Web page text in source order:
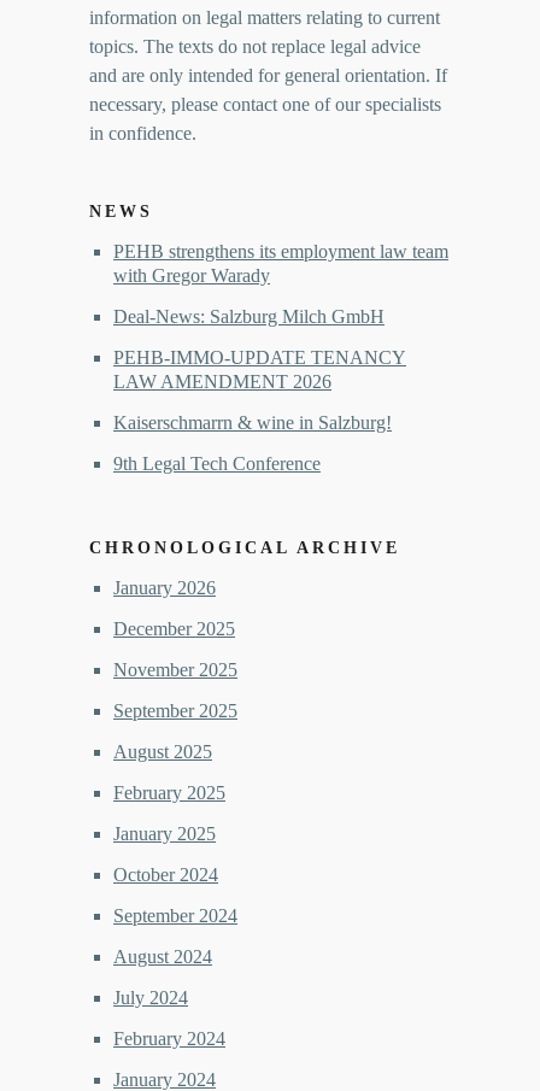
information on legal matters relating to current
topics. The texts do not replace legal advice
and are only intended for general orientation. If
necessary, please contact one of our specialists
in confidence.
NEWS
PEHB strengthens its employment law team
with Gregor Warady
Deal-News: Salzburg Milch GmbH
PEHB-IMMO-UPDATE TENANCY
LAW AMENDMENT 2026
Kaiserschmarrn & wine in Salzburg!
9th Legal Tech Conference
CHRONOLOGICAL ARCHIVE
January 2026
December 2025
November 2025
September 2025
August 2025
February 2025
January 2025
October 2024
September 2024
August 2024
July 2024
February 2024
January 2024